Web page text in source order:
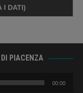
PIACENZA
00:00